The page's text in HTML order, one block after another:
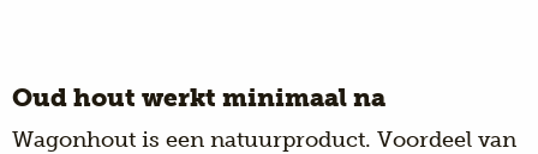
Oud hout werkt minimaal na
Wagonhout is een natuurproduct. Voordeel van